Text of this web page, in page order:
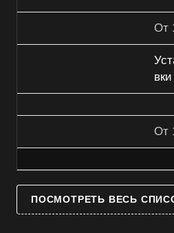
От
вки
От
ПОСМОТРЕТЬ ВЕСЬ